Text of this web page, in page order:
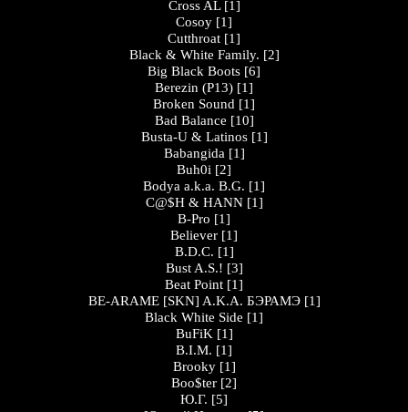
Cross AL [1]
Cosoy [1]
Cutthroat [1]
Black & White Family. [2]
Big Black Boots [6]
Berezin (P13) [1]
Broken Sound [1]
Bad Balance [10]
Busta-U & Latinos [1]
Babangida [1]
Buh0i [2]
Bodya a.k.a. B.G. [1]
C@$H & HANN [1]
B-Pro [1]
Believer [1]
B.D.C. [1]
Bust A.S.! [3]
Beat Point [1]
BE-ARAME [SKN] A.K.A. БЭРАМЭ [1]
Black White Side [1]
BuFiK [1]
B.I.M. [1]
Brooky [1]
Boo$ter [2]
Ю.Г. [5]